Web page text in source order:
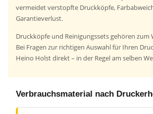
vermeidet verstopfte Druckköpfe,
Garantieverlust.
Druckköpfe und Reinigungssets gehören zum
Bei Fragen zur richtigen Auswahl für Ihren
Heino Holst direkt – in der Regel am selben
Verbrauchsmaterial nach